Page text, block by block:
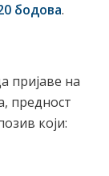
бодова.
пријаве на
предност
који: